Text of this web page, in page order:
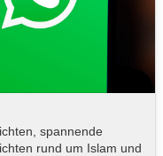
spannende
rund um Islam und